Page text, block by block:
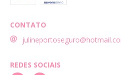
CONTATO
REDES SOCIAIS